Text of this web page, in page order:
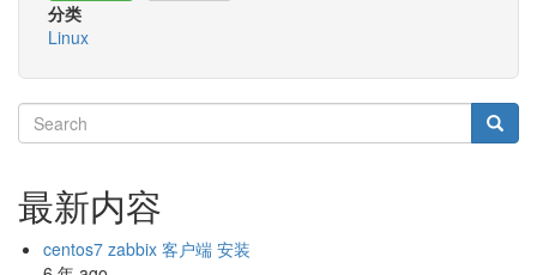
分类
Linux
Search
Search
最新内容
centos7 zabbix 客户端 安装